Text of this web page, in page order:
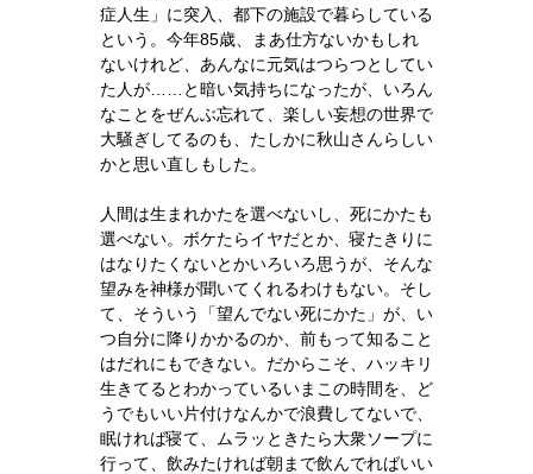
症人生」に突入、都下の施設で暮らしている
という。今年85歳、まあ仕方ないかもしれ
ないけれど、あんなに元気はつらつとしてい
た人が……と暗い気持ちになったが、いろん
なことをぜんぶ忘れて、楽しい妄想の世界で
大騒ぎしてるのも、たしかに秋山さんらしい
かと思い直しもした。
人間は生まれかたを選べないし、死にかたも
選べない。ボケたらイヤだとか、寝たきりに
はなりたくないとかいろいろ思うが、そんな
望みを神様が聞いてくれるわけもない。そし
て、そういう「望んでない死にかた」が、い
つ自分に降りかかるのか、前もって知ること
はだれにもできない。だからこそ、ハッキリ
生きてるとわかっているいまこの時間を、ど
うでもいい片付けなんかで浪費してないで、
眠ければ寝て、ムラッときたら大衆ソープに
行って、飲みたければ朝まで飲んでればいい